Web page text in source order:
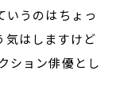
いうのはちょっ
気はしますけど
ション俳優とし